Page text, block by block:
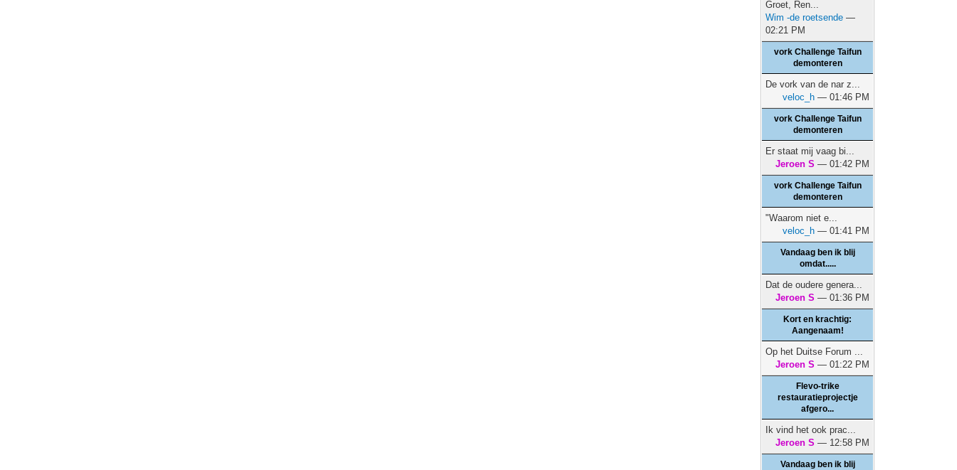
Groet, Ren...
Wim -de roetsende —
02:21 PM
vork Challenge Taifun
demonteren
De vork van de nar z...
veloc_h — 01:46 PM
vork Challenge Taifun
demonteren
Er staat mij vaag bi...
Jeroen S — 01:42 PM
vork Challenge Taifun
demonteren
"Waarom niet e...
veloc_h — 01:41 PM
Vandaag ben ik blij
omdat.....
Dat de oudere genera...
Jeroen S — 01:36 PM
Kort en krachtig:
Aangenaam!
Op het Duitse Forum ...
Jeroen S — 01:22 PM
Flevo-trike
restauratieprojectje
afgero...
Ik vind het ook prac...
Jeroen S — 12:58 PM
Vandaag ben ik blij